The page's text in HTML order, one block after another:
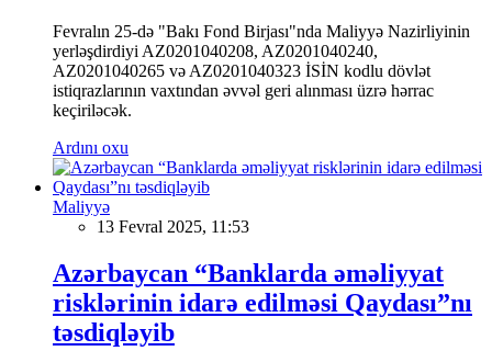
Fevralın 25-də "Bakı Fond Birjası"nda Maliyyə Nazirliyinin
yerləşdirdiyi AZ0201040208, AZ0201040240,
AZ0201040265 və AZ0201040323 İSİN kodlu dövlət
istiqrazlarının vaxtından əvvəl geri alınması üzrə hərrac
keçiriləcək.
Ardını oxu
Maliyyə
13 Fevral 2025, 11:53
Azərbaycan “Banklarda əməliyyat
risklərinin idarə edilməsi Qaydası”nı
təsdiqləyib